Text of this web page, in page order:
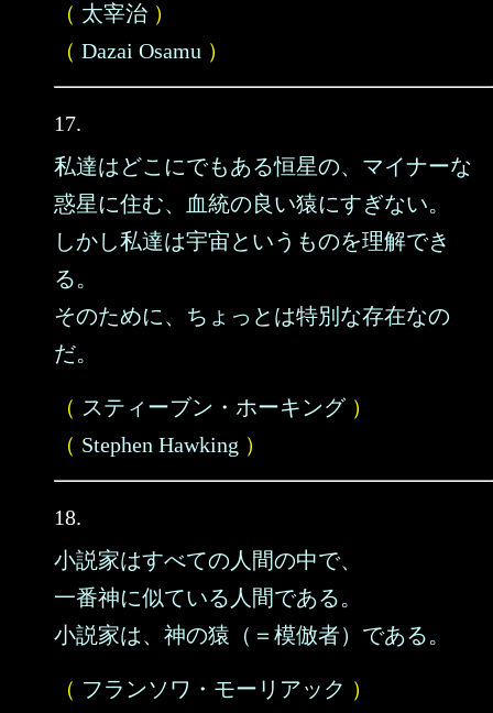
（ 太宰治 ）
（ Dazai Osamu ）
17.
私達はどこにでもある恒星の、マイナーな
惑星に住む、血統の良い猿にすぎない。
しかし私達は宇宙というものを理解でき
る。
そのために、ちょっとは特別な存在なの
だ。
（ スティーブン・ホーキング）
（ Stephen Hawking ）
18.
小説家はすべての人間の中で、
一番神に似ている人間である。
小説家は、神の猿（＝模倣者）である。
（ フランソワ・モーリアック ）